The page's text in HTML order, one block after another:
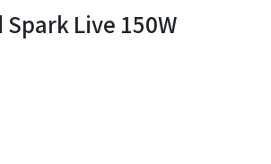
Live 150W